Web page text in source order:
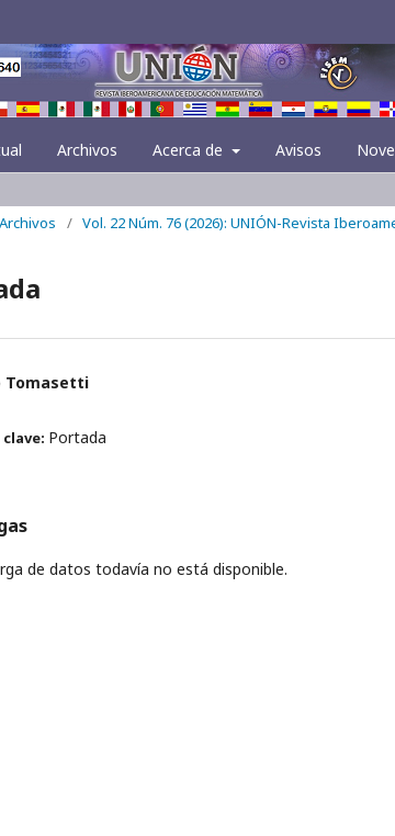
Archivos Acerca de Avisos
Archivos / Vol. 22 Núm. 76 (2026): UNIÓN-Revista
Tomasetti
Portada
de datos todavía no está disponible.